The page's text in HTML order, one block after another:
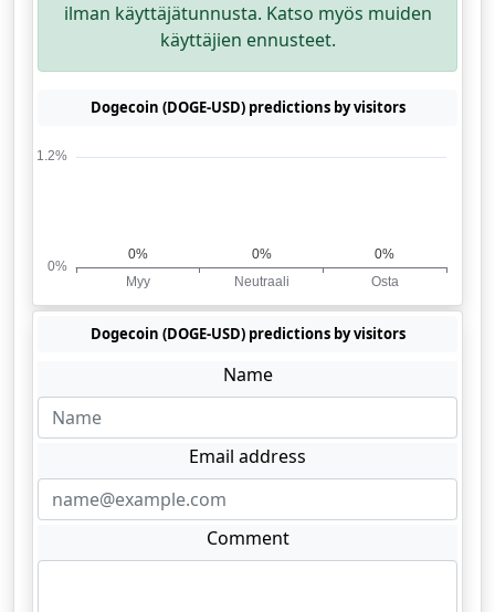
ilman käyttäjätunnusta. Katso myös muiden
käyttäjien ennusteet.
Dogecoin (DOGE-USD) predictions by visitors
Dogecoin (DOGE-USD) predictions by visitors
Name
Email address
Comment